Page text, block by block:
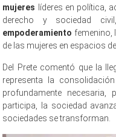
mujeres líderes en política,
derecho y sociedad
empoderamiento femenino,
de las mujeres en espacios
Del Prete comentó que la
representa la
profundamente
participa, la sociedad
sociedades se transforman.